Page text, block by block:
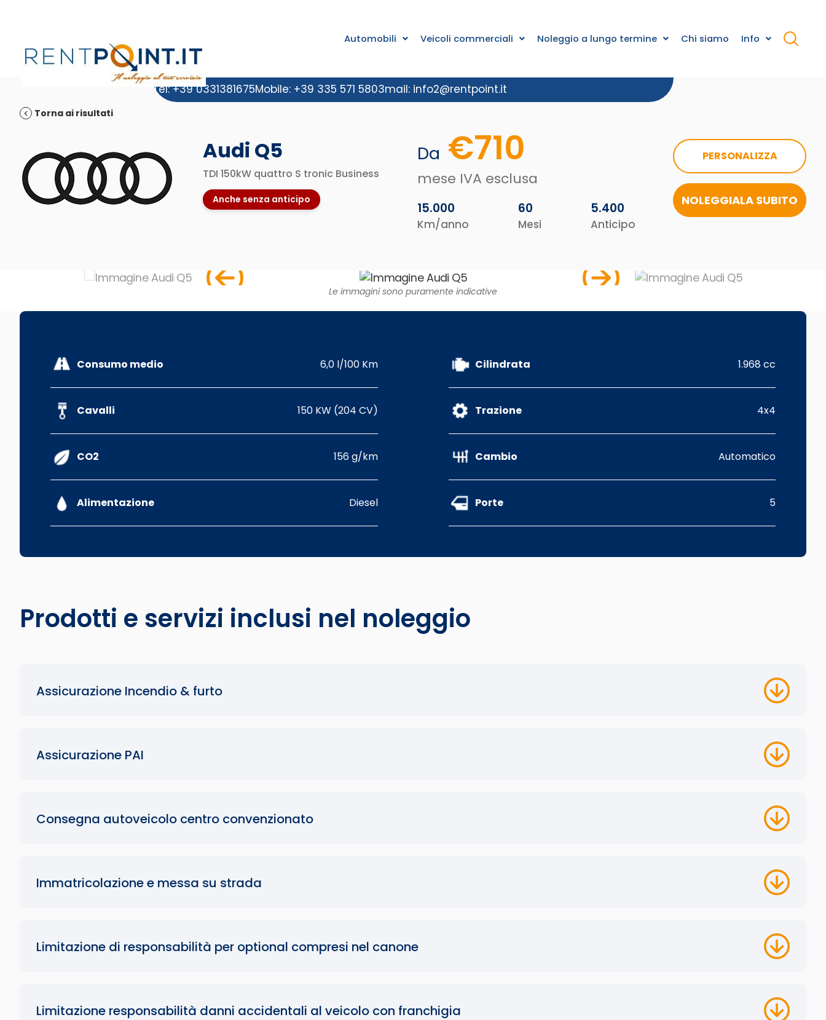
Automobili Veicoli commerciali Noleggio a lungo termine Chi siamo Info
Tel: +39 0331381675Mobile: +39 335 571 5803mail: info2@rentpoint.it
Torna ai risultati
Audi Q5
TDI 150kW quattro S tronic Business
Anche senza anticipo
Da €710
mese IVA esclusa
15.000
Km/anno
60
Mesi
5.400
Anticipo
PERSONALIZZA
NOLEGGIALA SUBITO
Le immagini sono puramente indicative
Consumo medio 6,0 l/100 Km
Cavalli 150 KW (204 CV)
CO2 156 g/km
Alimentazione Diesel
Cilindrata 1.968 cc
Trazione 4x4
Cambio Automatico
Porte 5
Prodotti e servizi inclusi nel noleggio
Assicurazione Incendio & furto
Assicurazione PAI
Consegna autoveicolo centro convenzionato
Immatricolazione e messa su strada
Limitazione di responsabilità per optional compresi nel canone
Limitazione responsabilità danni accidentali al veicolo con franchigia